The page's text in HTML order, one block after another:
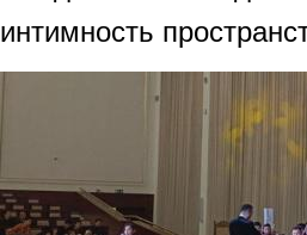
интимность